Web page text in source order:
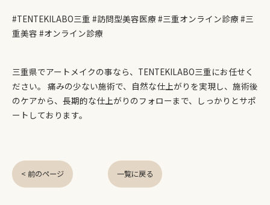
#TENTEKILABO三重 #訪問型美容医療 #三重オンライン診療 #三
重美容 #オンライン診療
三重県でアートメイクの事なら、TENTEKILABO三重にお任せく
ださい。 痛みの少ない施術で、自然な仕上がりを実現し、施術後
のケアから、長期的な仕上がりのフォローまで、しっかりとサポ
ートしております。
< 前のページ 一覧に戻る